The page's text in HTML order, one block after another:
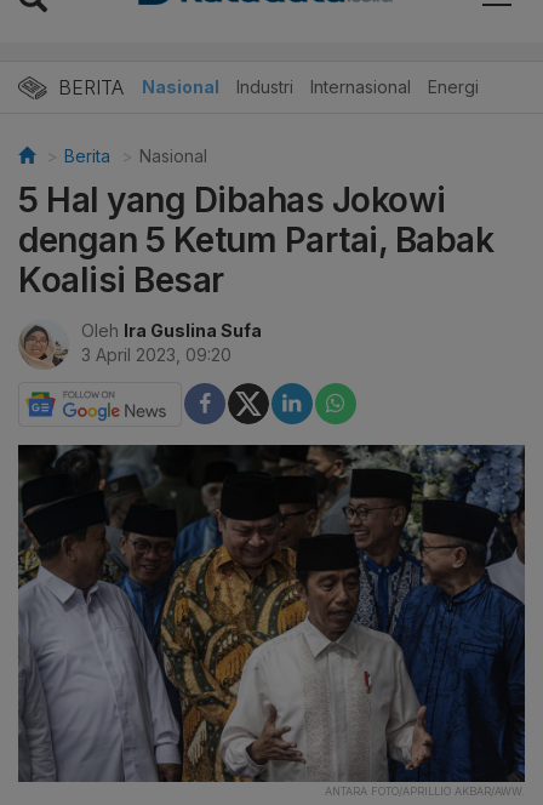
BERITA Nasional Industri Internasional Energi
Berita Nasional
5 Hal yang Dibahas Jokowi
dengan 5 Ketum Partai, Babak
Koalisi Besar
Oleh Ira Guslina Sufa
3 April 2023, 09:20
ANTARA FOTO/APRILLIO AKBAR/AWW.